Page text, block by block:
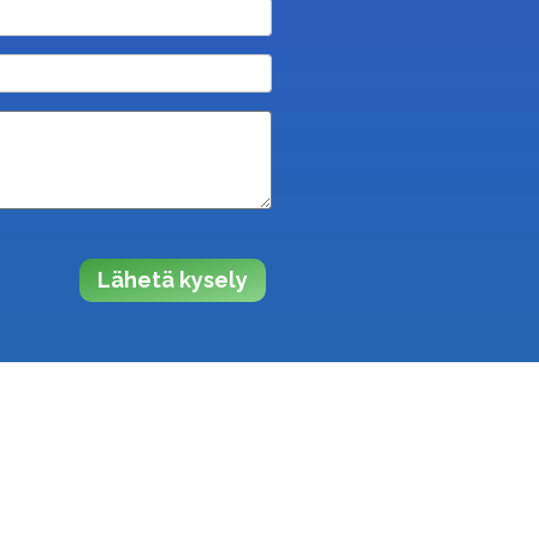
Lähetä kysely